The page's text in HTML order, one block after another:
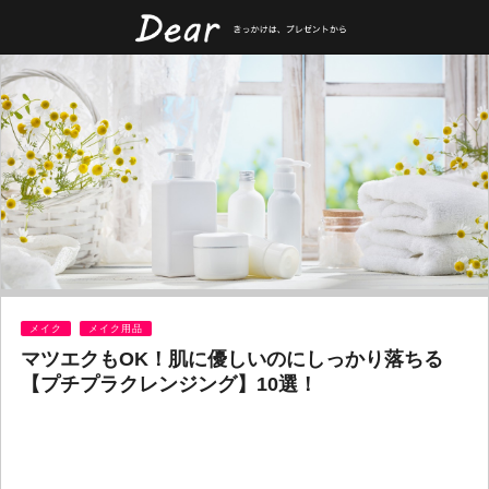
メイク メイク用品
マツエクもOK！肌に優しいのにしっかり落ちる
【プチプラクレンジング】10選！